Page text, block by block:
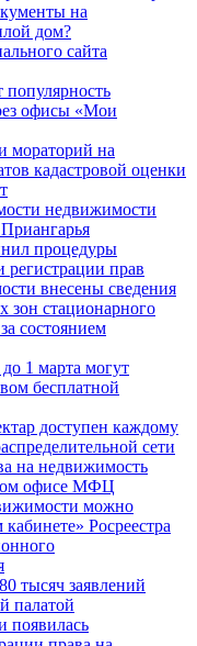
на
дом?
сайта
популярность
офисы «Мои
мораторий на
кадастровой оценки
недвижимости
процедуры
регистрации прав
внесены сведения
зон стационарного
состоянием
1 марта могут
бесплатной
доступен каждому
сети
на недвижимость
офисе МФЦ
можно
Росреестра
тысяч заявлений
палатой
появилась